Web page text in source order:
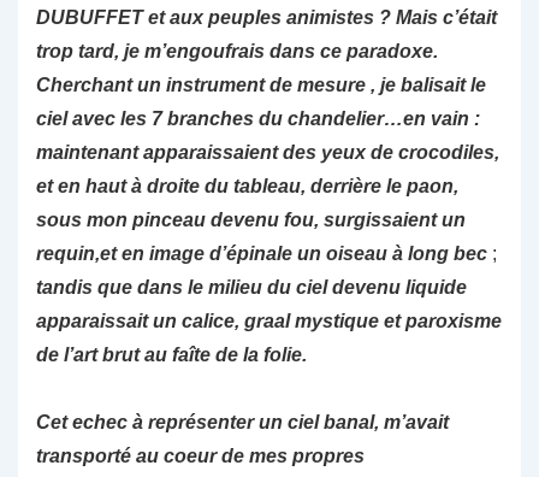
DUBUFFET et aux peuples animistes ? Mais c’était
trop tard, je m’engoufrais dans ce paradoxe.
Cherchant un instrument de mesure , je balisait le
ciel avec les 7 branches du chandelier…en vain :
maintenant apparaissaient des yeux de crocodiles,
et en haut à droite du tableau, derrière le paon,
sous mon pinceau devenu fou, surgissaient un
requin,et en image d’épinale un oiseau à long bec ;
tandis que dans le milieu du ciel devenu liquide
apparaissait un calice, graal mystique et paroxisme
de l’art brut au faîte de la folie.
Cet echec à représenter un ciel banal, m’avait
transporté au coeur de mes propres